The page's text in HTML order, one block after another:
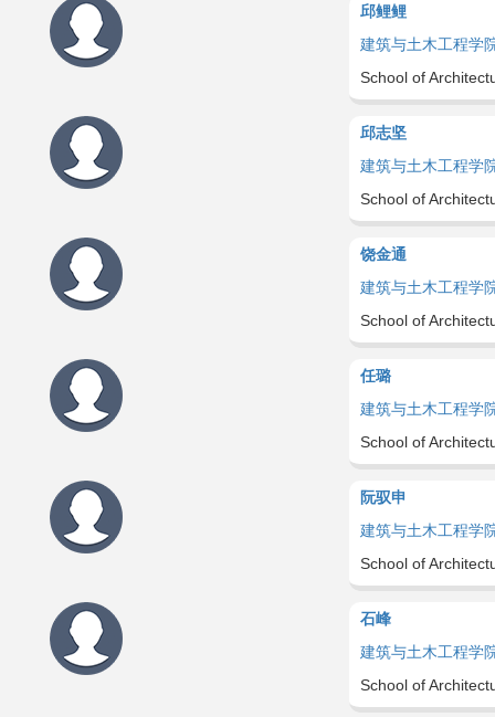
邱鲤鲤
建筑与土木工程学
School of
邱志坚
建筑与土木工程学
School of
饶金通
建筑与土木工程学
School of
任璐
建筑与土木工程学
School of
阮驭申
建筑与土木工程学
School of
石峰
建筑与土木工程学
School of